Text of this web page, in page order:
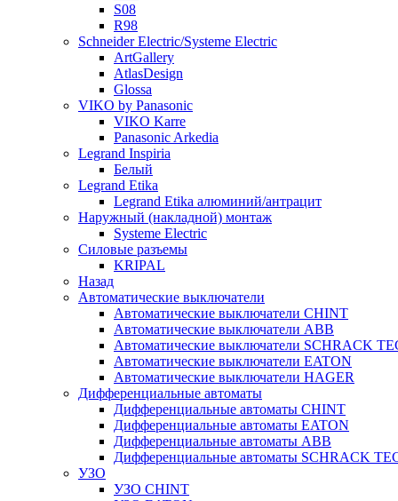
S08
R98
Schneider Electric/Systeme Electric
ArtGallery
AtlasDesign
Glossa
VIKO by Panasonic
VIKO Karre
Panasonic Arkedia
Legrand Inspiria
Белый
Legrand Etika
Legrand Etika алюминий/антрацит
Наружный (накладной) монтаж
Systeme Electric
Силовые разъемы
KRIPAL
Назад
Автоматические выключатели
Автоматические выключатели CHINT
Автоматические выключатели ABB
Автоматические выключатели SCHRACK
Автоматические выключатели EATON
Автоматические выключатели HAGER
Дифференциальные автоматы
Дифференциальные автоматы CHINT
Дифференциальные автоматы EATON
Дифференциальные автоматы ABB
Дифференциальные автоматы SCHRACK
УЗО
УЗО CHINT